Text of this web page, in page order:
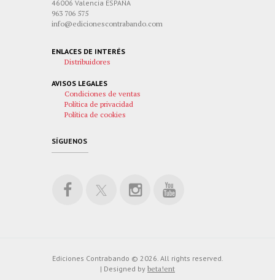
46006 Valencia ESPAÑA
963 706 575
info@edicionescontrabando.com
ENLACES DE INTERÉS
Distribuidores
AVISOS LEGALES
Condiciones de ventas
Política de privacidad
Política de cookies
SÍGUENOS
Ediciones Contrabando © 2026. All rights reserved.
| Designed by beta!ent